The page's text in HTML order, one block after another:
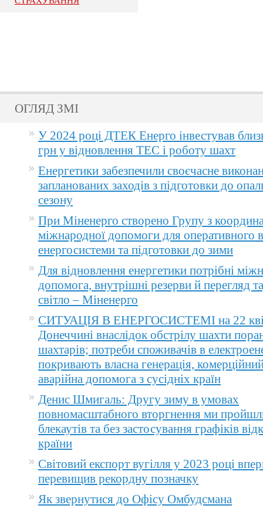
ОГЛЯД ЗМІ
У 2024 році ДТЕК Енерго інвестував
грн у відновлення ТЕС і роботу шахт
Енергетики забезпечили своєчасне
запланованих заходів з підготовки до
сезону
При Міненерго створено Групу з
міжнародної допомоги для оперативного
енергосистеми та підготовки до зими
Для відновлення енергетики потрібні
допомога, внутрішні резерви й перегляд
світло – Міненерго
СИТУАЦІЯ В ЕНЕРГОСИСТЕМІ на 22
Донеччині внаслідок обстрілу шахти
шахтарів; потреби споживачів в
покривають власна генерація,
аварійна допомога з сусідніх країн
Денис Шмигаль: Другу зиму в умовах
повномасштабного вторгнення ми
блекаутів та без застосування графіків
країни
Світовий експорт вугілля у 2023 році
перевищив рекордну позначку
Як звернутися до Офісу Омбудсмана